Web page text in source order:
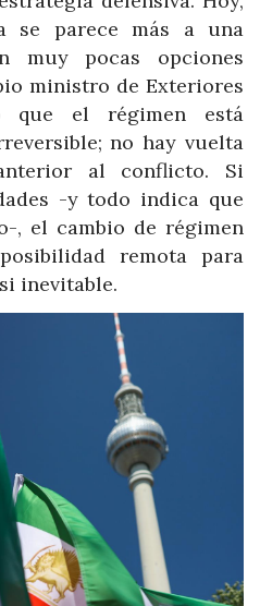
se parece más a una
muy pocas opciones
ministro de Exteriores
que el régimen está
no hay vuelta
al conflicto. Si
-y todo indica que
, el cambio de régimen
remota para
inevitable.